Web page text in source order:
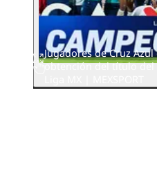
Jugadores de Cruz
obtención del título del